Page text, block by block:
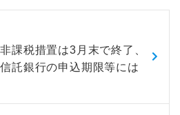
課税措置は3月末で終了、
託銀行の申込期限等には